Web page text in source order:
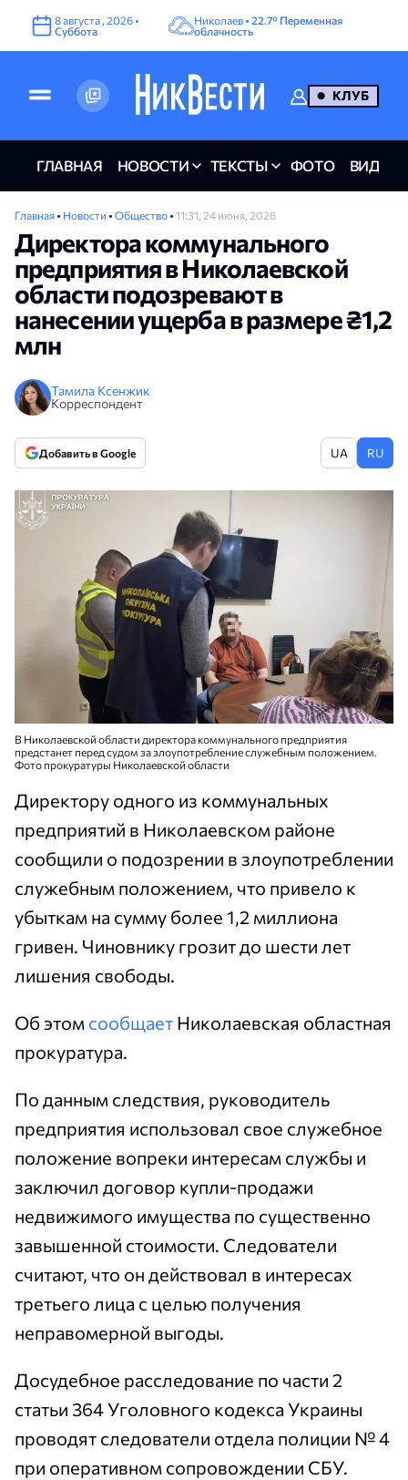
8августа ,2026 •
Суббота
Николаев •22.7° Переменная
облачность
КЛУБ
ГЛАВНАЯ НОВОСТИ ТЕКСТЫ ФОТО ВИДЕО
Главная • Новости • Общество • 11:31, 24 июня, 2026
Директора коммунального
предприятия в Николаевской
области подозревают в
нанесении ущерба в размере ₴1,2
млн
Тамила Ксенжик
Корреспондент
Добавить в Google UA RU
В Николаевской области директора коммунального предприятия
предстанет перед судом за злоупотребление служебным положением.
Фото прокуратуры Николаевской области
Директору одного из коммунальных
предприятий в Николаевском районе
сообщили о подозрении в злоупотреблении
служебным положением, что привело к
убыткам на сумму более 1,2 миллиона
гривен. Чиновнику грозит до шести лет
лишения свободы.
Об этом сообщает Николаевская областная
прокуратура.
По данным следствия, руководитель
предприятия использовал свое служебное
положение вопреки интересам службы и
заключил договор купли-продажи
недвижимого имущества по существенно
завышенной стоимости. Следователи
считают, что он действовал в интересах
третьего лица с целью получения
неправомерной выгоды.
Досудебное расследование по части 2
статьи 364 Уголовного кодекса Украины
проводят следователи отдела полиции № 4
при оперативном сопровождении СБУ.